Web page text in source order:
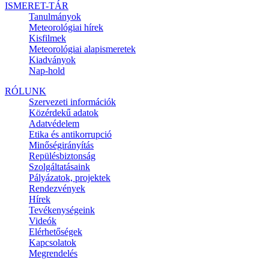
ISMERET-TÁR
Tanulmányok
Meteorológiai hírek
Kisfilmek
Meteorológiai alapismeretek
Kiadványok
Nap-hold
RÓLUNK
Szervezeti információk
Közérdekű adatok
Adatvédelem
Etika és antikorrupció
Minőségirányítás
Repülésbiztonság
Szolgáltatásaink
Pályázatok, projektek
Rendezvények
Hírek
Tevékenységeink
Videók
Elérhetőségek
Kapcsolatok
Megrendelés